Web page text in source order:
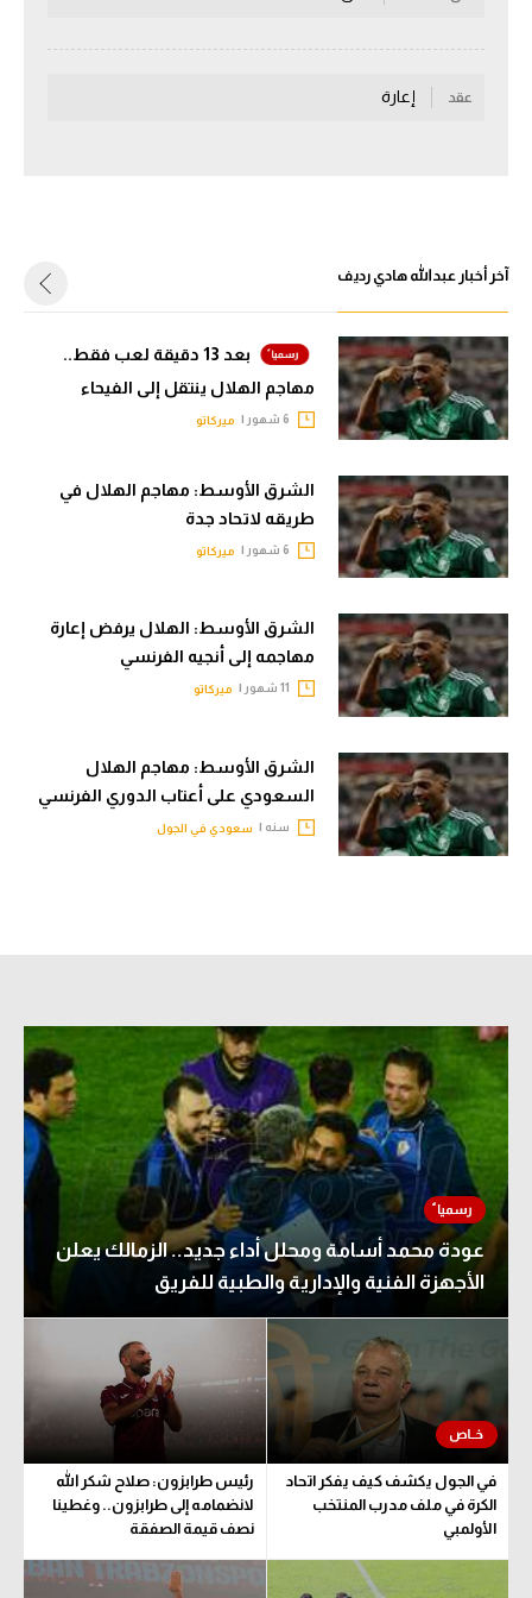
رياضات أخرى
أمم إفريقيا
كرة السلة الأمريكية
كرة سلة
كرة طائرة
الوطن العربي
رياضة نسائية
آسيا
ركن الألعاب
تقرير في الجول
تحليل في الجول
حكايات في الجول
كويز في الجول
فيديو في الجول
عقد إعارة
آخر أخبار عبدالله هادي رديف
بعد 13 دقيقة لعب فقط..
مهاجم الهلال ينتقل إلى الفيحاء
ميركاتو
الشرق الأوسط: مهاجم الهلال في
طريقه لاتحاد جدة
ميركاتو
الشرق الأوسط: الهلال يرفض إعارة
مهاجمه إلى أنجيه الفرنسي
ميركاتو
الشرق الأوسط: مهاجم الهلال
السعودي على أعتاب الدوري الفرنسي
سنه | سعودي في الجول
عودة محمد أسامة ومحلل أداء جديد.. الزمالك يعلن
الأجهزة الفنية والإدارية والطبية للفريق
في الجول يكشف كيف يفكر اتحاد
الكرة في ملف مدرب المنتخب
الأولمبي
رئيس طرابزون: صلاح شكر الله
لانضمامه إلى طرابزون.. وغطينا
نصف قيمة الصفقة